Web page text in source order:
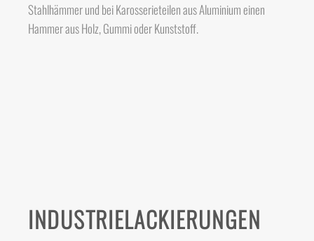
Stahlhämmer und bei Karosserieteilen aus Aluminium einen
Hammer aus Holz, Gummi oder Kunststoff.
INDUSTRIELACKIERUNGEN